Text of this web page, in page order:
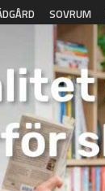
SOVRUM